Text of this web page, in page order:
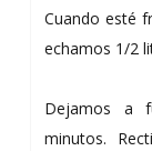
Cuando esté
echamos 1/2
Dejamos a
minutos.